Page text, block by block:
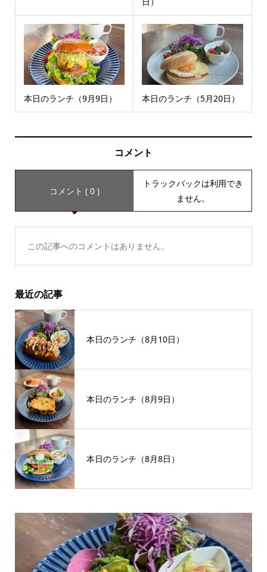
本日のランチ（9月9日） 本日のランチ（5月20日）
コメント
コメント ( 0 )
トラックバックは利用でき
ません。
この記事へのコメントはありません。
最近の記事
本日のランチ（8月10日）
本日のランチ（8月9日）
本日のランチ（8月8日）